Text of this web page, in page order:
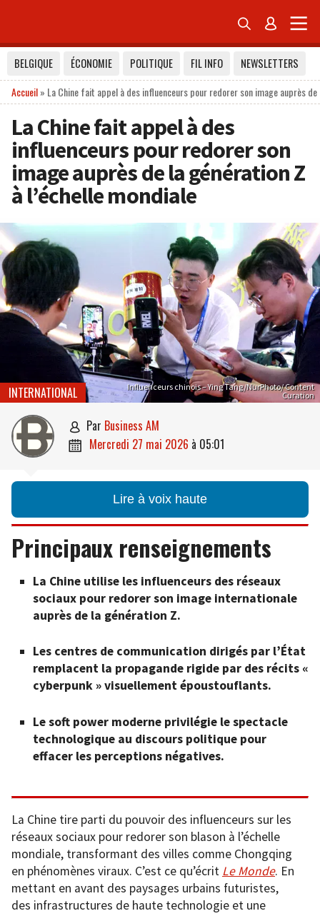
 
BELGIQUE ÉCONOMIE POLITIQUE FIL INFO
NEWSLETTERS
Accueil» La Chine fait appel à des influenceurs pour redorer son image auprès de
La Chine fait appel à des
influenceurs pour redorer son
image auprès de la génération Z
à l’échelle mondiale
Influenceurs chinois – Ying Tang/NurPhoto/ Content
Curation
INTERNATIONAL
 par Business AM
 mercredi 27 mai 2026 à 05:01
Lire à voix haute
Principaux renseignements
La Chine utilise les influenceurs des réseaux
sociaux pour redorer son image internationale
auprès de la génération Z.
Les centres de communication dirigés par l’État
remplacent la propagande rigide par des récits «
cyberpunk » visuellement époustouflants.
Le soft power moderne privilégie le spectacle
technologique au discours politique pour
effacer les perceptions négatives.
La Chine tire parti du pouvoir des influenceurs sur les
réseaux sociaux pour redorer son blason à l’échelle
mondiale, transformant des villes comme Chongqing
en phénomènes viraux. C’est ce qu’écrit Le Monde. En
mettant en avant des paysages urbains futuristes,
des infrastructures de haute technologie et une